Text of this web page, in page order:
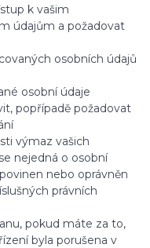
k vašim
údajům a požadovat
osobních údajů
osobní údaje
popřípadě požadovat
výmaz vašich
nejedná o osobní
nebo oprávněn
právních
pokud máte za to,
byla porušena v